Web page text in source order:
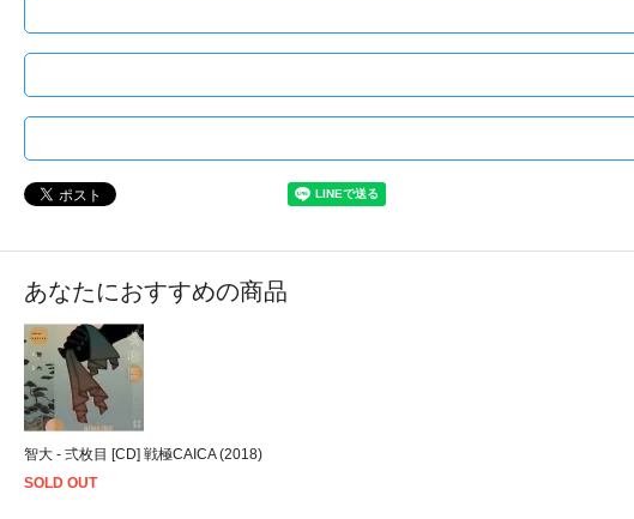
あなたにおすすめの商品
智大 - 弍枚目 [CD] 戦極CAICA (2018)
SOLD OUT